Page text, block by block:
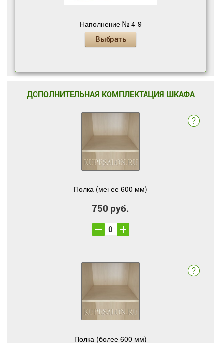
Наполнение № 4-9
Выбрать
ДОПОЛНИТЕЛЬНАЯ КОМПЛЕКТАЦИЯ ШКАФА
Полка (менее 600 мм)
750 руб.
Полка (более 600 мм)